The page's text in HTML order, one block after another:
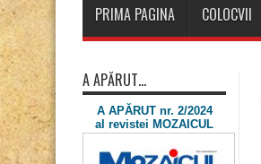
PRIMA PAGINA COLOCVII
A APĂRUT…
A APĂRUT nr. 2/2024
al revistei MOZAICUL